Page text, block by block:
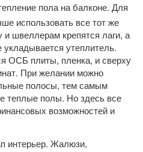
пола на балконе. Для
использовать все тот же
и швеллерам крепятся лаги, а
утеплитель.
ОСБ плиты, пленка, и сверху
При желании можно
полосы, тем самым
теплые полы. Но здесь все
возможностей и
интерьер. Жалюзи,